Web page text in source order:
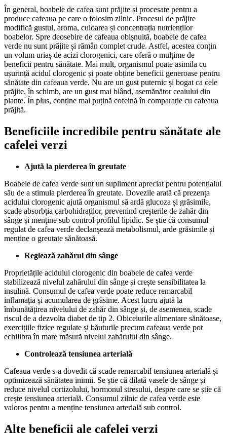
În general, boabele de cafea sunt prăjite și procesate pentru a
produce cafeaua pe care o folosim zilnic. Procesul de prăjire
modifică gustul, aroma, culoarea și concentrația nutrienților
boabelor. Spre deosebire de cafeaua obișnuită, boabele de cafea
verde nu sunt prăjite și rămân complet crude. Astfel, acestea conțin
un volum uriaș de acizi clorogenici, care oferă o mulțime de
beneficii pentru sănătate. Mai mult, organismul poate asimila cu
ușurință acidul clorogenic și poate obține beneficii generoase pentru
sănătate din cafeaua verde. Nu are un gust puternic și bogat ca cele
prăjite, în schimb, are un gust mai blând, asemănător ceaiului din
plante. În plus, conține mai puțină cofeină în comparație cu cafeaua
prăjită.
Beneficiile incredibile pentru sănătate ale
cafelei verzi
Ajută la pierderea în greutate
Boabele de cafea verde sunt un supliment apreciat pentru potențialul
său de a stimula pierderea în greutate. Dovezile arată că prezența
acidului clorogenic ajută organismul să ardă glucoza și grăsimile,
scade absorbția carbohidraților, prevenind creșterile de zahăr din
sânge și menține sub control profilul lipidic. Se știe că consumul
regulat de cafea verde declanșează metabolismul, arde grăsimile și
menține o greutate sănătoasă.
Reglează zahărul din sânge
Proprietățile acidului clorogenic din boabele de cafea verde
stabilizează nivelul zahărului din sânge și crește sensibilitatea la
insulină. Consumul de cafea verde poate reduce remarcabil
inflamația și acumularea de grăsime. Acest lucru ajută la
îmbunătățirea nivelului de zahăr din sânge și, de asemenea, scade
riscul de a dezvolta diabet de tip 2. Obiceiurile alimentare sănătoase,
exercițiile fizice regulate și băuturile precum cafeaua verde pot
echilibra în mare măsură nivelul zahărului din sânge.
Controlează tensiunea arterială
Cafeaua verde s-a dovedit că scade remarcabil tensiunea arterială și
optimizează sănătatea inimii. Se știe că dilată vasele de sânge și
reduce nivelul cortizolului, hormonul stresului, despre care se știe că
crește tensiunea arterială. Consumul zilnic de cafea verde este
valoros pentru a menține tensiunea arterială sub control.
Alte beneficii ale cafelei verzi